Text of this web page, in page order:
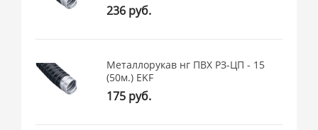
236 руб.
Металлорукав нг ПВХ РЗ-ЦП - 15
(50м.) EKF
175 руб.